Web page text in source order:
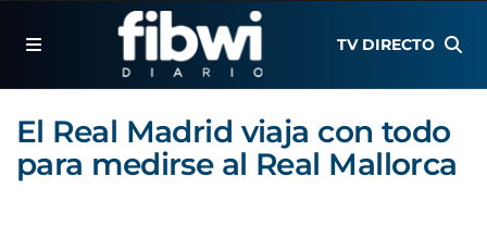
TV DIRECTO
El Real Madrid viaja con todo
para medirse al Real Mallorca